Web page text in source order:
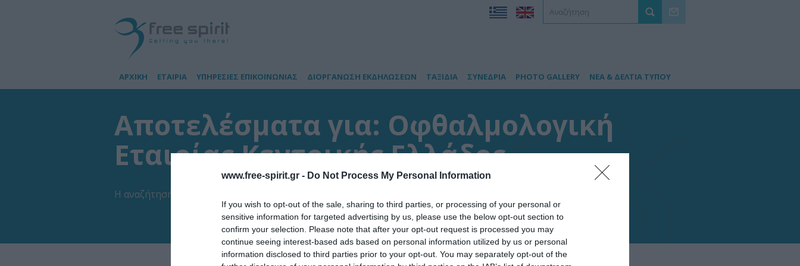
www.free-spirit.gr - Do Not Process My Personal Information
If you wish to opt-out of the sale, sharing to third parties, or processing of your personal or
sensitive information for targeted advertising by us, please use the below opt-out section to
confirm your selection. Please note that after your opt-out request is processed you may
continue seeing interest-based ads based on personal information utilized by us or personal
information disclosed to third parties prior to your opt-out. You may separately opt-out of the
ΑΡΧΙΚΗ ΕΤΑΙΡΙΑ ΥΠΗΡΕΣΙΕΣ ΕΠΙΚΟΙΝΩΝΙΑΣ ΔΙΟΡΓΑΝΩΣΗ ΕΚΔΗΛΩΣΕΩΝ ΤΑΞΙΔΙΑ ΣΥΝΕΔΡΙΑ PHOTO GALLERY ΝΕΑ & ΔΕΛΤΙΑ ΤΥΠΟΥ
Αποτελέσματα για: Οφθαλμολογική
Εταιρίας Κεντρικής Ελλάδος
Η αναζήτησή σας έβγαλε